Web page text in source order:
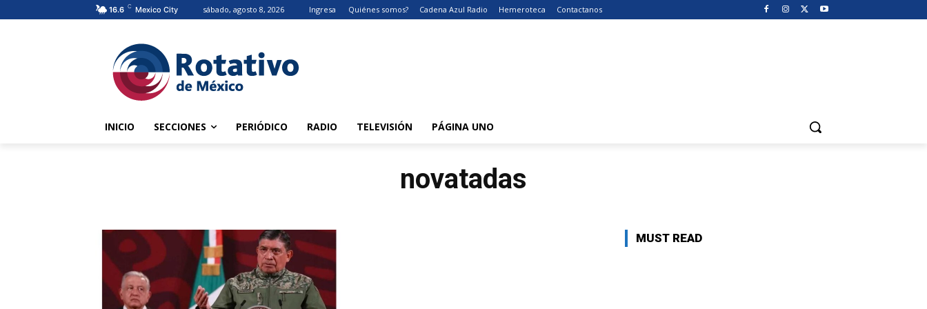
16.6 C Mexico City sábado, agosto 8, 2026 Ingresa Quiénes somos? Cadena Azul Radio Hemeroteca Contactanos
INICIO SECCIONES PERIÓDICO RADIO TELEVISIÓN PÁGINA UNO
novatadas
MUST READ